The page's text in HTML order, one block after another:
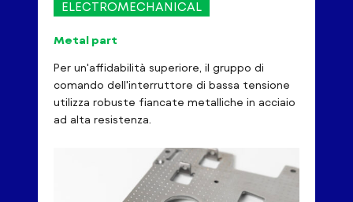
ELECTROMECHANICAL
Metal part
Per un'affidabilità superiore, il gruppo di
comando dell'interruttore di bassa tensione
utilizza robuste fiancate metalliche in acciaio
ad alta resistenza.